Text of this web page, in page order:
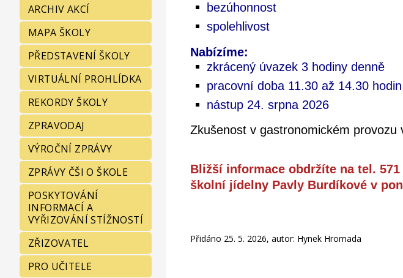
bezúhonnost
spolehlivost
Nabízíme:
zkrácený úvazek 3 hodiny denně
pracovní doba 11.30 až 14.30 hodin
nástup 24. srpna 2026
Zkušenost v gastronomickém provozu
Bližší informace obdržíte na tel. 571
školní jídelny Pavly Burdíkové v
Přidáno 25. 5. 2026, autor: Hynek Hromada
ARCHIV AKCÍ
MAPA ŠKOLY
PŘEDSTAVENÍ ŠKOLY
VIRTUÁLNÍ PROHLÍDKA
REKORDY ŠKOLY
ZPRAVODAJ
VÝROČNÍ ZPRÁVY
ZPRÁVY ČŠI O ŠKOLE
POSKYTOVÁNÍ
INFORMACÍ A
VYŘIZOVÁNÍ STÍŽNOSTÍ
ZŘIZOVATEL
PRO UČITELE